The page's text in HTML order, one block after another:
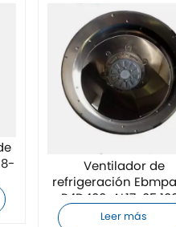
Ventilador de
refrigeración
R4D400-AL17-05
funcional
Leer más